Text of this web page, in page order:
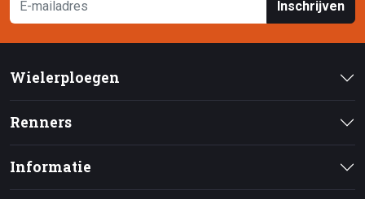
Inschrijven
Wielerploegen
Renners
Informatie